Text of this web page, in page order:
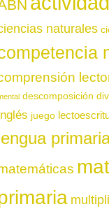
naturales
descomposición
juego